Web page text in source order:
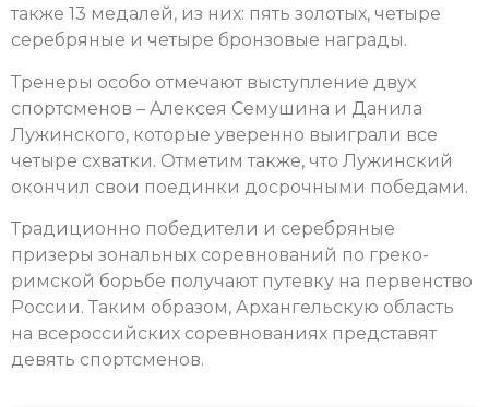
также 13 медалей, из них: пять золотых, четыре
серебряные и четыре бронзовые награды.
Тренеры особо отмечают выступление двух
спортсменов – Алексея Семушина и Данила
Лужинского, которые уверенно выиграли все
четыре схватки. Отметим также, что Лужинский
окончил свои поединки досрочными победами.
Традиционно победители и серебряные
призеры зональных соревнований по греко-
римской борьбе получают путевку на первенство
России. Таким образом, Архангельскую область
на всероссийских соревнованиях представят
девять спортсменов.